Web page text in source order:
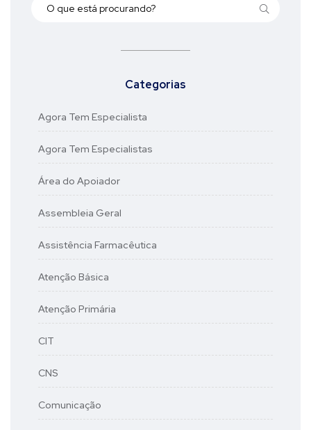
Categorias
Agora Tem Especialista
Agora Tem Especialistas
Área do Apoiador
Assembleia Geral
Assistência Farmacêutica
Atenção Básica
Atenção Primária
CIT
CNS
Comunicação